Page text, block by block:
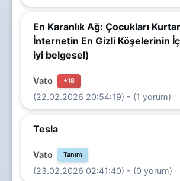
En Karanlık Ağ: Çocukları
İnternetin En Gizli Köşelerinin
iyi belgesel)
Vato +18
(22.02.2026 20:54:19) - (1 yorum)
Tesla
Vato Tanım
(23.02.2026 02:41:40) - (0 yorum)